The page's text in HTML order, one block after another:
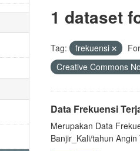
1 dataset
Tag: frekuensi
Creative Commons
Data Frekuensi
Merupakan Data
Banjir_Kali/tahun